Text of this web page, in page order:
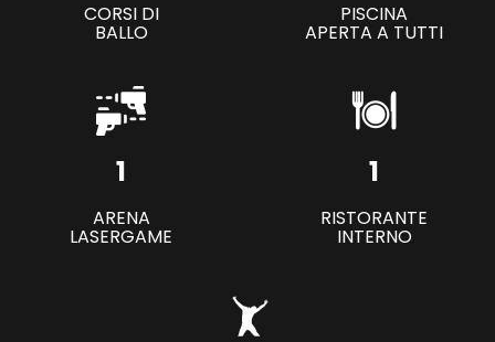
CORSI DI
BALLO
PISCINA
APERTA A TUTTI
1
ARENA
LASERGAME
1
RISTORANTE
INTERNO